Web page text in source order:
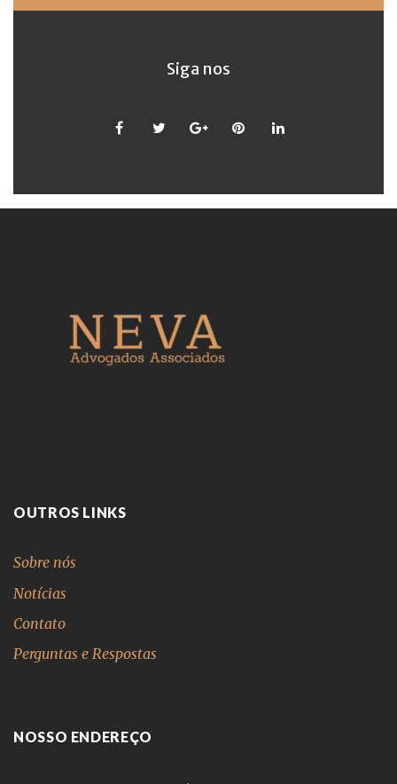
Siga nos
OUTROS LINKS
Sobre nós
Notícias
Contato
Perguntas e Respostas
NOSSO ENDEREÇO